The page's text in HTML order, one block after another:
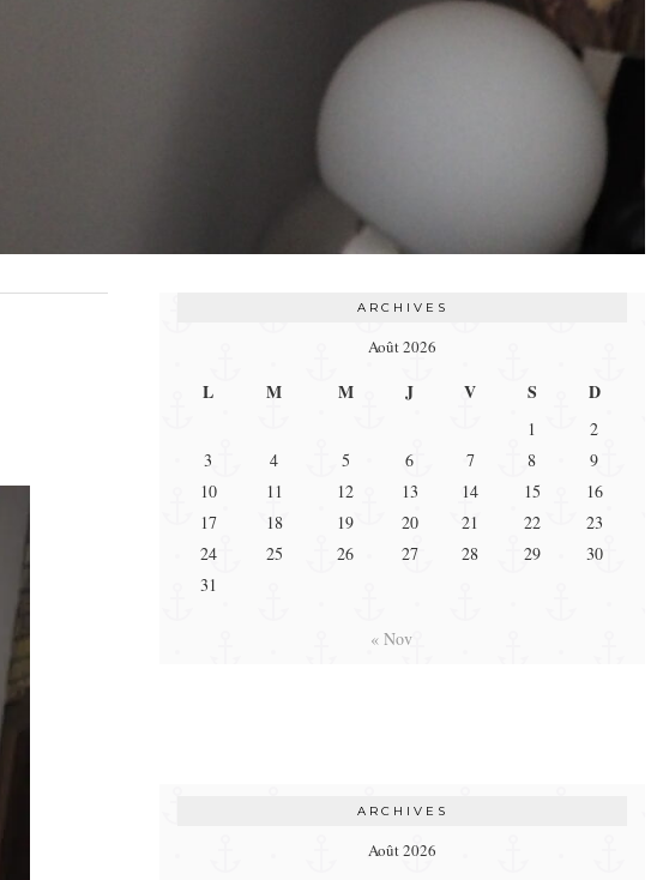
ARCHIVES
Août 2026
L M M J V S D
1
2
3
4 5 6 7 8
9
10
11 12 13 14 15
16
17
18 19 20 21 22
23
24
25 26 27 28 29
30
31
« Nov
ARCHIVES
Août 2026